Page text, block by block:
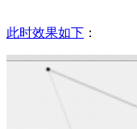
此时效果如下 ：